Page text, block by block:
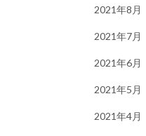
2021年8月
2021年7月
2021年6月
2021年5月
2021年4月